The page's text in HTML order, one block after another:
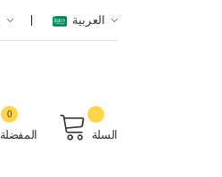
العربية
المفضلة
0
السلة